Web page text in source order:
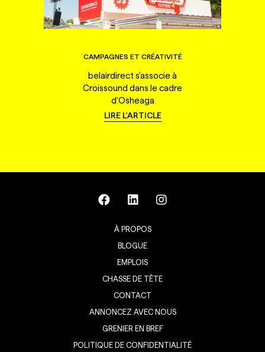
CAMPAGNES ET CRÉATIVITÉ
belairdirect s'associe à
Croissound dans le cadre
d'Osheaga
LIRE L'ARTICLE
À PROPOS
BLOGUE
EMPLOIS
CHASSE DE TÊTE
CONTACT
ANNONCEZ AVEC NOUS
GRENIER EN BREF
POLITIQUE DE CONFIDENTIALITÉ